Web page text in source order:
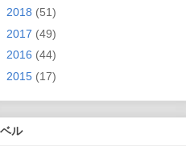
2018 (51)
2017 (49)
2016 (44)
2015 (17)
ル